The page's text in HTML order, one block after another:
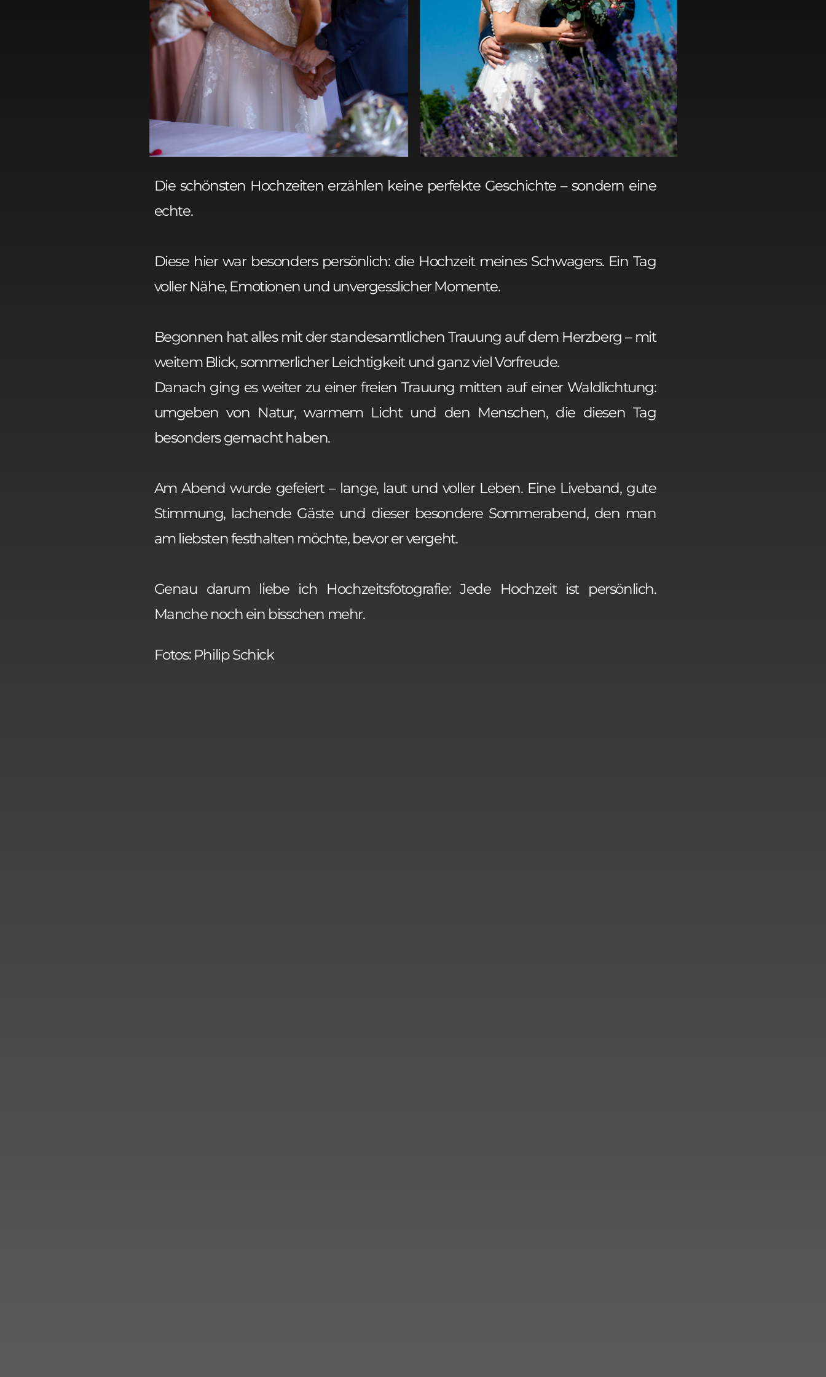
Die schönsten Hochzeiten erzählen keine perfekte Geschichte – sondern eine
echte.
Diese hier war besonders persönlich: die Hochzeit meines Schwagers. Ein Tag
voller Nähe, Emotionen und unvergesslicher Momente.
Begonnen hat alles mit der standesamtlichen Trauung auf dem Herzberg – mit
weitem Blick, sommerlicher Leichtigkeit und ganz viel Vorfreude.
Danach ging es weiter zu einer freien Trauung mitten auf einer Waldlichtung:
umgeben von Natur, warmem Licht und den Menschen, die diesen Tag
besonders gemacht haben.
Am Abend wurde gefeiert – lange, laut und voller Leben. Eine Liveband, gute
Stimmung, lachende Gäste und dieser besondere Sommerabend, den man
am liebsten festhalten möchte, bevor er vergeht.
Genau darum liebe ich Hochzeitsfotografie: Jede Hochzeit ist persönlich.
Manche noch ein bisschen mehr.
Fotos: Philip Schick